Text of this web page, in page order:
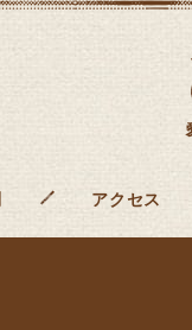
アクセス